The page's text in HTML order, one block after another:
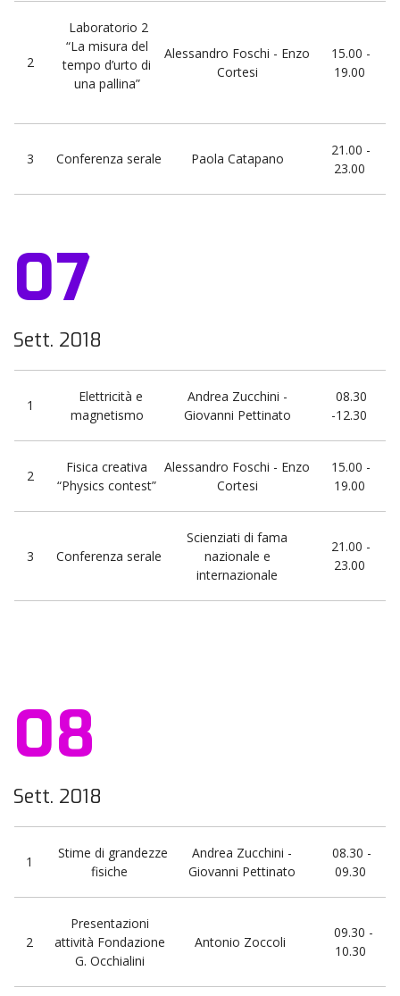
2
Laboratorio 2
“La misura del
tempo d’urto di
una pallina”
Alessandro Foschi - Enzo
Cortesi
15.00 -
19.00
3 Conferenza serale Paola Catapano
21.00 -
23.00
07
Sett. 2018
1
Elettricità e
magnetismo
Andrea Zucchini -
Giovanni Pettinato
08.30
-12.30
2
Fisica creativa
“Physics contest”
Alessandro Foschi - Enzo
Cortesi
15.00 -
19.00
3 Conferenza serale
Scienziati di fama
nazionale e
internazionale
21.00 -
23.00
08
Sett. 2018
1
Stime di grandezze
fisiche
Andrea Zucchini -
Giovanni Pettinato
08.30 -
09.30
2
Presentazioni
attività Fondazione
G. Occhialini
Antonio Zoccoli
09.30 -
10.30